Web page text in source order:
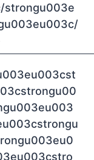
strongu003e